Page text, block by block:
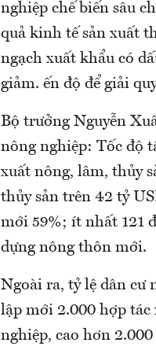
nghiệp chế biến sâu
quả kinh tế sản xuất
ngạch xuất khẩu có
giảm. ến độ để giải
Bộ trưởng Nguyễn
nông nghiệp: Tốc độ
xuất nông, lâm, thủy
thủy sản trên 42 tỷ
mới 59%; ít nhất 121
dựng nông thôn mới.
Ngoài ra, tỷ lệ dân cư
lập mới 2.000 hợp tác
nghiệp, cao hơn